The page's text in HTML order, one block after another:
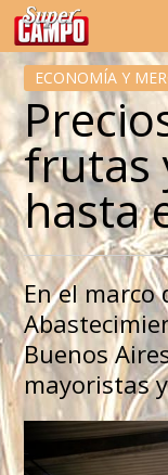
Temas de hoy
ECONOMÍA Y
frutas
hasta
En el marco
Buenos
mayoristas